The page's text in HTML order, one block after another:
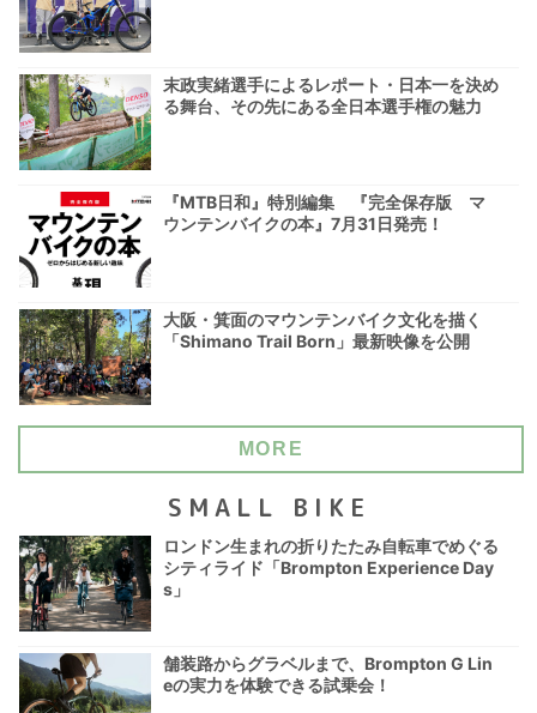
末政実緒選手によるレポート・日本一を決め
る舞台、その先にある全日本選手権の魅力
『MTB日和』特別編集 『完全保存版 マ
ウンテンバイクの本』7月31日発売！
大阪・箕面のマウンテンバイク文化を描く
「Shimano Trail Born」最新映像を公開
MORE
SMALL BIKE
ロンドン生まれの折りたたみ自転車でめぐる
シティライド「Brompton Experience Day
s」
舗装路からグラベルまで、Brompton G Lin
eの実力を体験できる試乗会！